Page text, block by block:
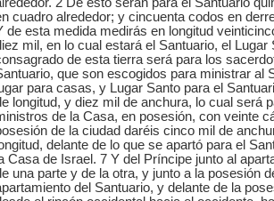
2 De esto serán para el Santuario
cuadro alrededor; y cincuenta codos en
de esta medida medirás en longitud
mil, en lo cual estará el Santuario, el Lugar
de esta tierra será para los
que son escogidos para ministrar al
para casas, y Lugar Santo para el
longitud, y diez mil de anchura, lo cual será
de la Casa, en posesión, con veinte
de la ciudad daréis cinco mil de
delante de lo que se apartó para el
Casa de Israel. 7 Y del Príncipe junto al
una parte y de la otra, y junto a la posesión
del Santuario, y delante de la